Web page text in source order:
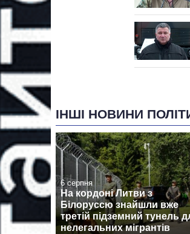
ІНШІ НОВИНИ
6 серпня
На кордоні Литви з
Білоруссю знайшли вже
третій підземний тунель
нелегальних мігрантів